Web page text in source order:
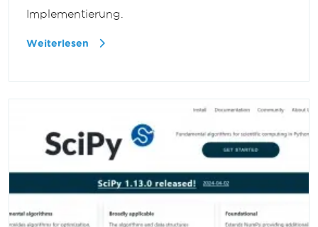
Implementierung.
Weiterlesen